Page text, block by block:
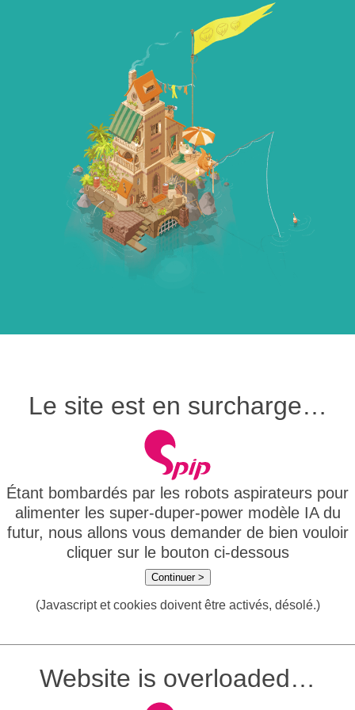
Le site est en surcharge…
Étant bombardés par les robots aspirateurs pour
alimenter les super-duper-power modèle IA du
futur, nous allons vous demander de bien vouloir
cliquer sur le bouton ci-dessous
Continuer >
(Javascript et cookies doivent être activés, désolé.)
Website is overloaded…